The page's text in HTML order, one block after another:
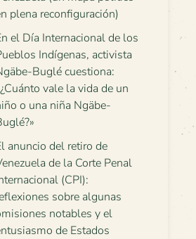
plena reconfiguración)
el Día Internacional de los
Indígenas, activista
Buglé cuestiona:
vale la vida de un
o una niña Ngäbe-
anuncio del retiro de
de la Corte Penal
(CPI):
sobre algunas
notables y el
de Estados